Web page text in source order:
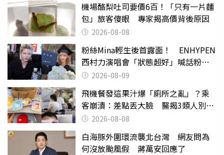
機場酪梨吐司要價6百！「只有一片麵
包」旅客傻眼 專家揭高價背後原因
2026-08-08
粉絲Mina輕生後首露面！ ENHYPEN
西村力演唱會「狀態超好」喊話粉
絲：我們心意相通
2026-08-09
飛機餐發這果汁爆「廁所之亂」？乘
客崩潰：差點丟大臉 醫揭3類人別亂
喝 2026-08-08
白海豚外圍環流襲北台灣 網友問為
何沒放颱風假 蔣萬安回應了